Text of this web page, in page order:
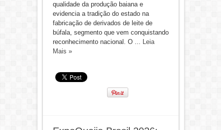
qualidade da produção baiana e
evidencia a tradição do estado na
fabricação de derivados de leite de
búfala, segmento que vem conquistando
reconhecimento nacional. O ... Leia
Mais »